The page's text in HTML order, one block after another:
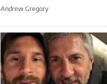
Andrew Gregory